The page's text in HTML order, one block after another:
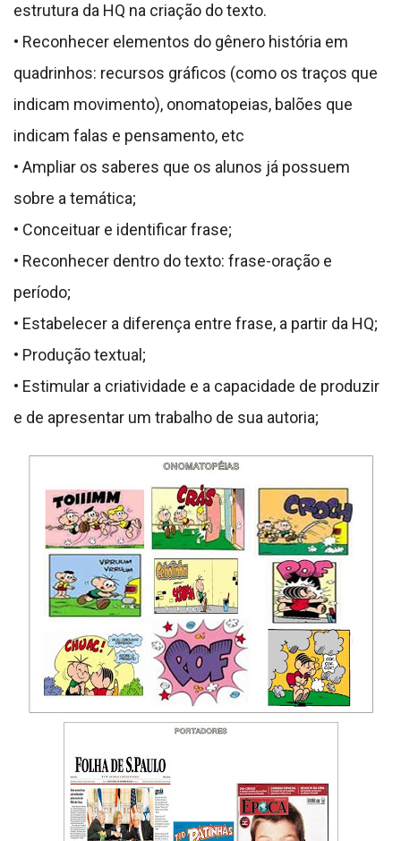
estrutura da HQ na criação do texto.
• Reconhecer elementos do gênero história em
quadrinhos: recursos gráficos (como os traços que
indicam movimento), onomatopeias, balões que
indicam falas e pensamento, etc
• Ampliar os saberes que os alunos já possuem
sobre a temática;
• Conceituar e identificar frase;
• Reconhecer dentro do texto: frase-oração e
período;
• Estabelecer a diferença entre frase, a partir da HQ;
• Produção textual;
• Estimular a criatividade e a capacidade de produzir
e de apresentar um trabalho de sua autoria;